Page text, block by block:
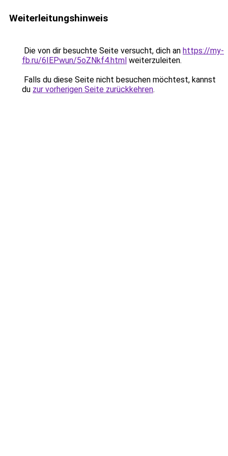
Weiterleitungshinweis
Die von dir besuchte Seite versucht, dich an https://my-
fb.ru/6IEPwun/5oZNkf4.html weiterzuleiten.
Falls du diese Seite nicht besuchen möchtest, kannst
du zur vorherigen Seite zurückkehren.